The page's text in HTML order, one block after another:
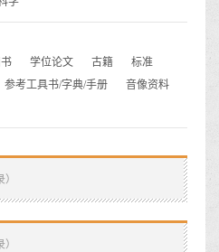
学位论文 古籍
标准
参考工具书/字典/手册
音像资料